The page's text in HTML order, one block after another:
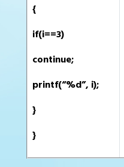
{
if(i==3)
continue;
printf(“%d”, i);
}
}